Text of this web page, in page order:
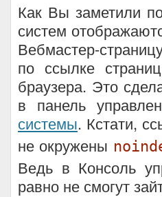
Как Вы заметили
систем
Вебмастер-
по ссылке
браузера. Это
в панель
системы. Кстати,
не окружены
Ведь в Консоль
равно не смогут